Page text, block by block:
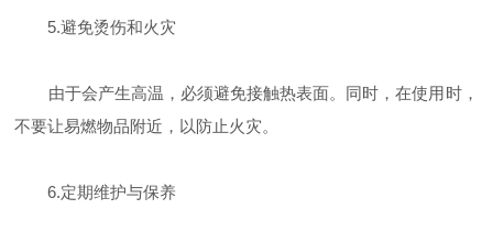
5.避免烫伤和火灾
由于会产生高温，必须避免接触热表面。同时，在使用时，
不要让易燃物品附近，以防止火灾。
6.定期维护与保养